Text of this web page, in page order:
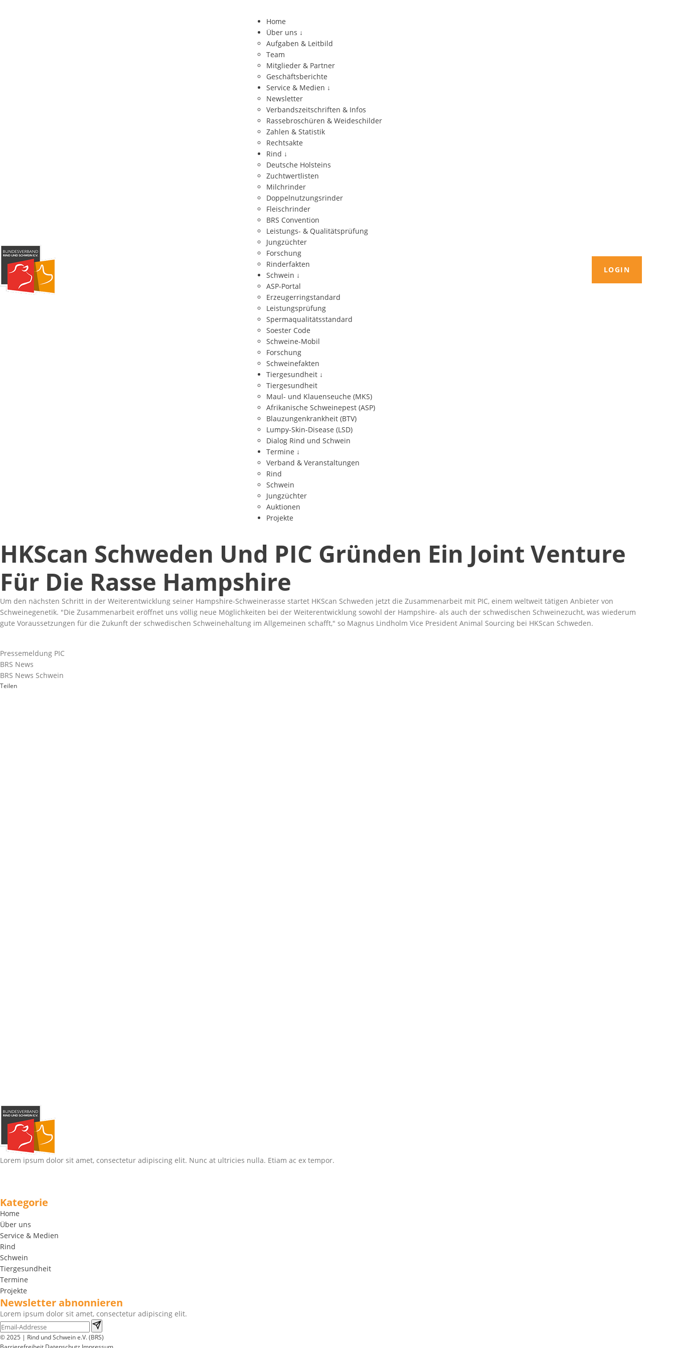
Home
Über uns ↓
Aufgaben & Leitbild
Team
Mitglieder & Partner
Geschäftsberichte
Service & Medien ↓
Newsletter
Verbandszeitschriften & Infos
Rassebroschüren & Weideschilder
Zahlen & Statistik
Rechtsakte
Rind ↓
Deutsche Holsteins
Zuchtwertlisten
Milchrinder
Doppelnutzungsrinder
Fleischrinder
BRS Convention
Leistungs- & Qualitätsprüfung
Jungzüchter
Forschung
Rinderfakten
Schwein ↓
ASP-Portal
Erzeugerringstandard
Leistungsprüfung
Spermaqualitätsstandard
Soester Code
Schweine-Mobil
Forschung
Schweinefakten
Tiergesundheit ↓
Tiergesundheit
Maul- und Klauenseuche (MKS)
Afrikanische Schweinepest (ASP)
Blauzungenkrankheit (BTV)
Lumpy-Skin-Disease (LSD)
Dialog Rind und Schwein
Termine ↓
Verband & Veranstaltungen
Rind
Schwein
Jungzüchter
Auktionen
Projekte
LOGIN
HKScan Schweden Und PIC Gründen Ein Joint Venture
Für Die Rasse Hampshire
Um den nächsten Schritt in der Weiterentwicklung seiner Hampshire-Schweinerasse startet HKScan Schweden jetzt die Zusammenarbeit mit PIC, einem weltweit tätigen Anbieter von
Schweinegenetik.
Die Zusammenarbeit eröffnet uns völlig neue Möglichkeiten bei der Weiterentwicklung sowohl der Hampshire- als auch der schwedischen Schweinezucht, was wiederum
gute Voraussetzungen für die Zukunft der schwedischen Schweinehaltung im Allgemeinen schafft, so Magnus Lindholm Vice President Animal Sourcing bei HKScan Schweden.
Pressemeldung PIC
BRS News
BRS News Schwein
Teilen
Lorem ipsum dolor sit amet, consectetur adipiscing elit. Nunc at ultricies nulla. Etiam ac ex tempor.
Kategorie
Home
Über uns
Service & Medien
Rind
Schwein
Tiergesundheit
Termine
Projekte
Newsletter abnonnieren
Lorem ipsum dolor sit amet, consectetur adipiscing elit.
© 2025 | Rind und Schwein e.V. (BRS)